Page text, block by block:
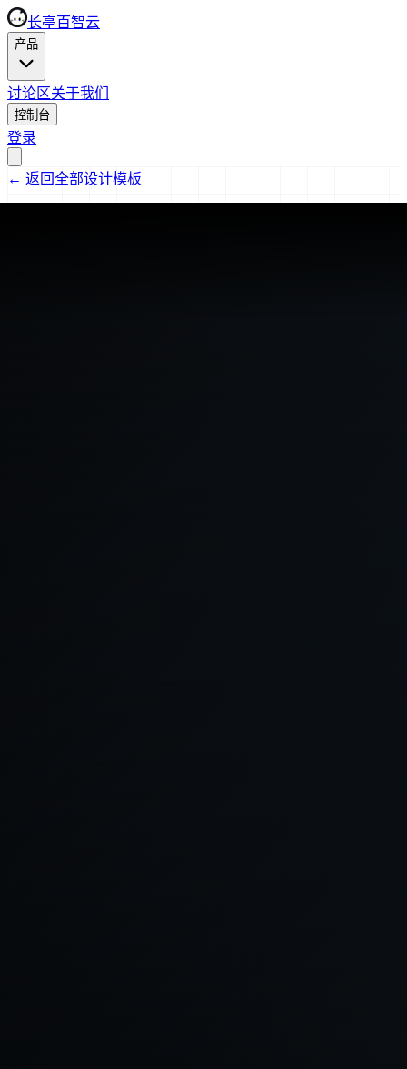
长亭百智云
产品
讨论区关于我们
控制台
登录
← 返回全部设计模板